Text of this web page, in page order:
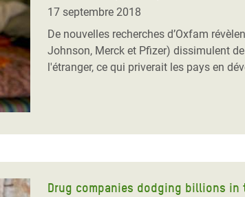
et
en Afrique de
Yémen
Réfugiés Rohingyas
du Sud
17 septembre 2018
De nouvelles recherches d’Oxfam
Johnson, Merck et Pfizer) dissimulent
l'étranger, ce qui priverait les pays en
Drug companies dodging billions